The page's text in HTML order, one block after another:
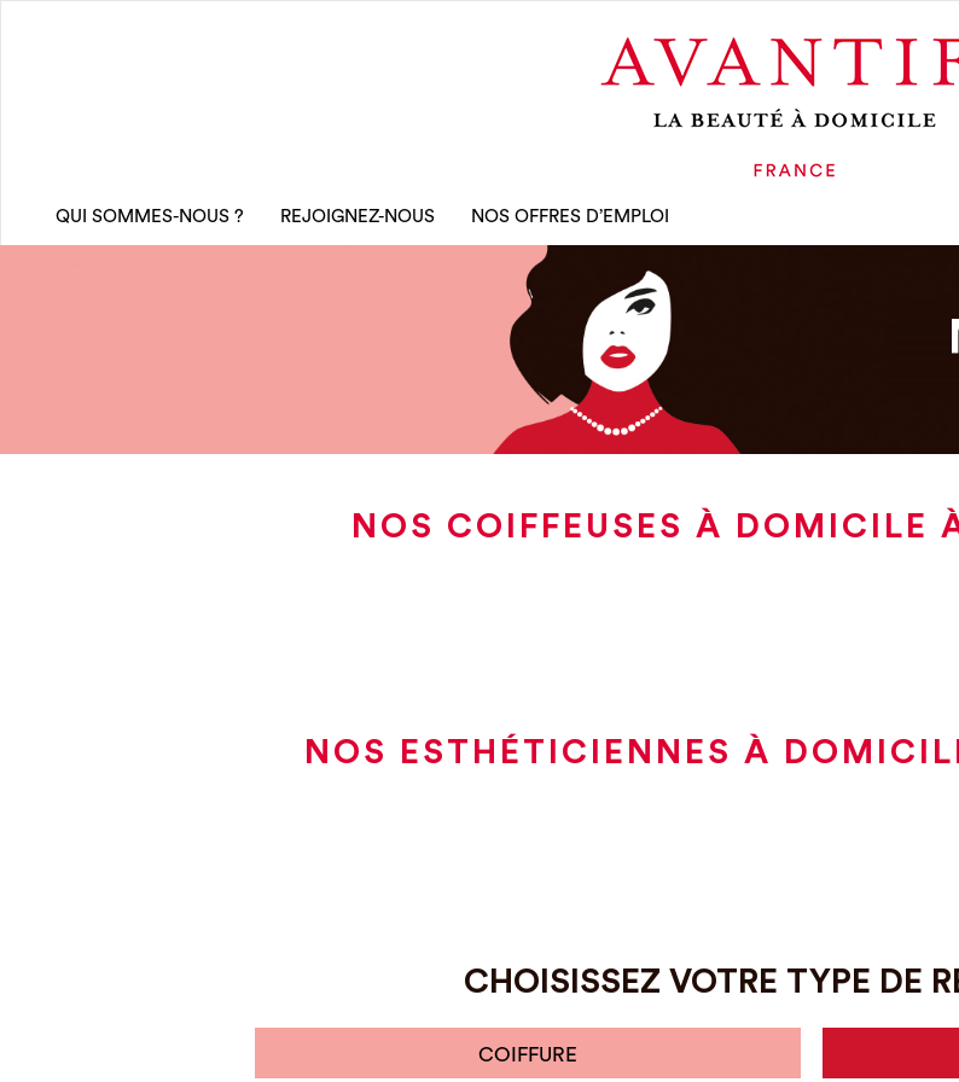
QUI SOMMES-NOUS ? REJOIGNEZ-NOUS NOS OFFRES D’EMPLOI
NOS COIFFEUSES À DOMICILE
NOS ESTHÉTICIENNES À
CHOISISSEZ VOTRE TYPE DE
COIFFURE